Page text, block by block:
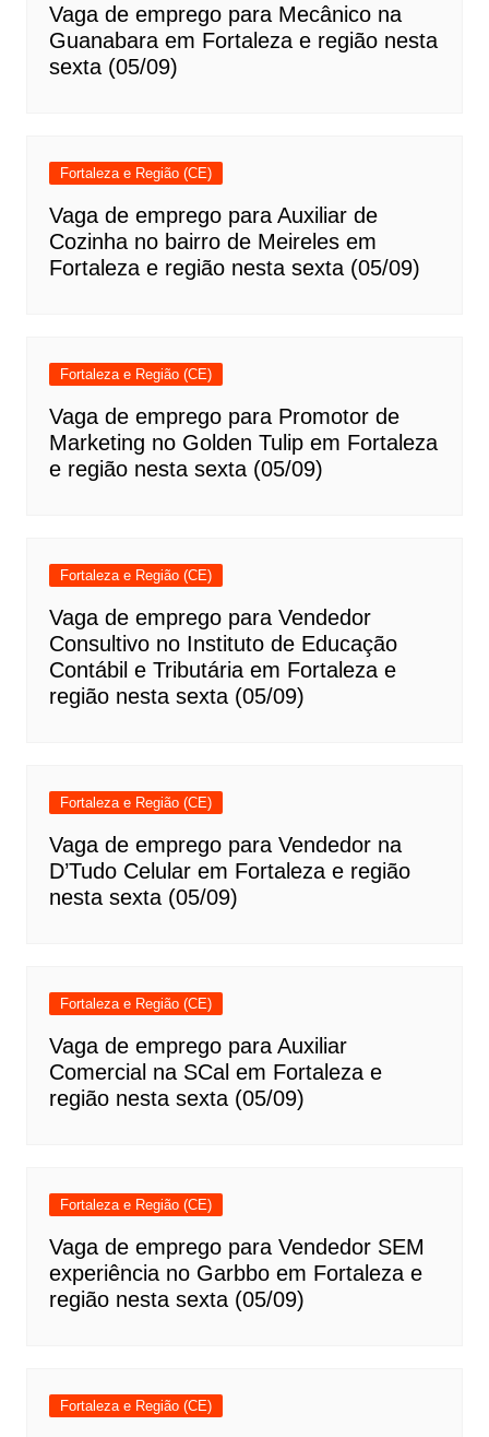
Vaga de emprego para Mecânico na
Guanabara em Fortaleza e região nesta
sexta (05/09)
Fortaleza e Região (CE)
Vaga de emprego para Auxiliar de
Cozinha no bairro de Meireles em
Fortaleza e região nesta sexta (05/09)
Fortaleza e Região (CE)
Vaga de emprego para Promotor de
Marketing no Golden Tulip em Fortaleza
e região nesta sexta (05/09)
Fortaleza e Região (CE)
Vaga de emprego para Vendedor
Consultivo no Instituto de Educação
Contábil e Tributária em Fortaleza e
região nesta sexta (05/09)
Fortaleza e Região (CE)
Vaga de emprego para Vendedor na
D’Tudo Celular em Fortaleza e região
nesta sexta (05/09)
Fortaleza e Região (CE)
Vaga de emprego para Auxiliar
Comercial na SCal em Fortaleza e
região nesta sexta (05/09)
Fortaleza e Região (CE)
Vaga de emprego para Vendedor SEM
experiência no Garbbo em Fortaleza e
região nesta sexta (05/09)
Fortaleza e Região (CE)